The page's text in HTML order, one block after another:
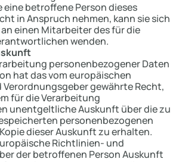
betroffene Person dieses
in Anspruch nehmen, kann sie sich
einen Mitarbeiter des für die
wenden.
personenbezogener Daten
hat das vom europäischen
gewährte Recht,
für die Verarbeitung
unentgeltliche Auskunft über die zu
personenbezogenen
dieser Auskunft zu erhalten.
Richtlinien- und
der betroffenen Person Auskunft